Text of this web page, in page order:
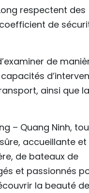
respectent des
de
de
ainsi que la
– Quang Ninh,
accueillante et
de bateaux de
et passionnés
la beauté